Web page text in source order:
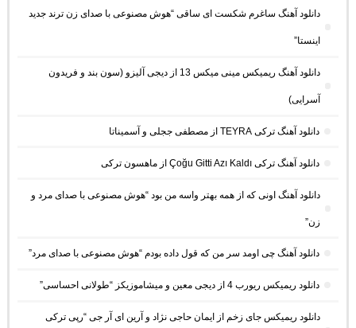
دانلود آهنگ ساغرم شکست ای ساقی “هوش مصنوعی با صدای زن ترند جدید
اینستا”
دانلود آهنگ ریمیکس مینی میکس 13 از دیجی آلیزو (سون بند و فریدون
آسرایی)
دانلود آهنگ ترکی TEYRA از مصطفی ججلی و آسمیناتا
دانلود آهنگ ترکی Çoğu Gitti Azı Kaldı از ماهسون ترکی
دانلود آهنگ اونی که از همه بهتر واسه من بود “هوش مصنوعی با صدای مرد و
زن”
دانلود آهنگ چی اومد سر من که قول داده بودم “هوش مصنوعی با صدای مرد”
دانلود ریمیکس ریورب 4 از دیجی معین و میشاموزیکز “طولانی احساسی”
دانلود ریمیکس جای زخم از ایمان حاجی نژاد و آرین ای آر جی “رپی ترکی